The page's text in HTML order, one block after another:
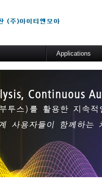
SAP
Story
Applications
북5
치북5